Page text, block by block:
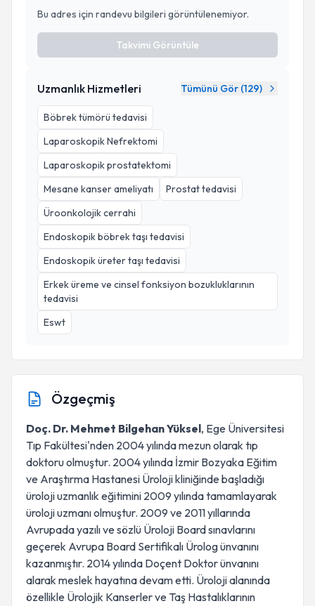
Bu adres için randevu bilgileri görüntülenemiyor.
Takvimi Görüntüle
Uzmanlık Hizmetleri Tümünü Gör (129)
Böbrek tümörü tedavisi
Laparoskopik Nefrektomi
Laparoskopik prostatektomi
Mesane kanser ameliyatı
Prostat tedavisi
Üroonkolojik cerrahi
Endoskopik böbrek taşı tedavisi
Endoskopik üreter taşı tedavisi
Erkek üreme ve cinsel fonksiyon bozukluklarının
tedavisi
Eswt
Özgeçmiş
Doç. Dr. Mehmet Bilgehan Yüksel, Ege Üniversitesi
Tıp Fakültesi'nden 2004 yılında mezun olarak tıp
doktoru olmuştur. 2004 yılında İzmir Bozyaka Eğitim
ve Araştırma Hastanesi Üroloji kliniğinde başladığı
üroloji uzmanlık eğitimini 2009 yılında tamamlayarak
üroloji uzmanı olmuştur. 2009 ve 2011 yıllarında
Avrupada yazılı ve sözlü Üroloji Board sınavlarını
geçerek Avrupa Board Sertifikalı Ürolog ünvanını
kazanmıştır. 2014 yılında Doçent Doktor ünvanını
alarak meslek hayatına devam etti. Üroloji alanında
özellikle Ürolojik Kanserler ve Taş Hastalıklarının